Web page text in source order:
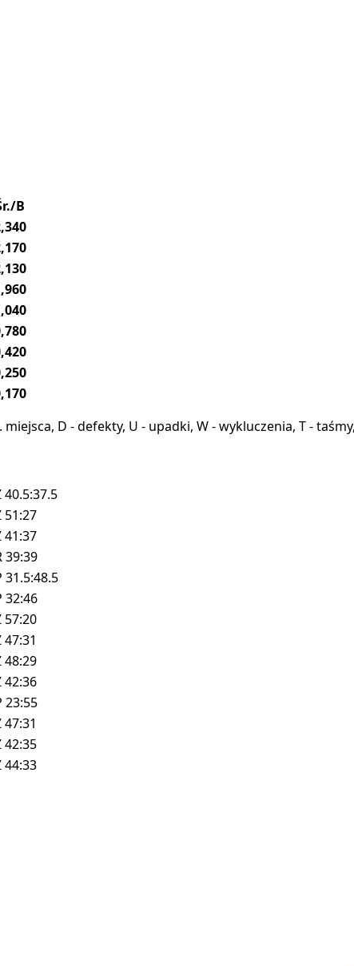
B
D - defekty, U - upadki, W - wykluczenia, T -
40.5:37.5
51:27
41:37
39:39
31.5:48.5
32:46
57:20
47:31
48:29
42:36
23:55
47:31
42:35
44:33